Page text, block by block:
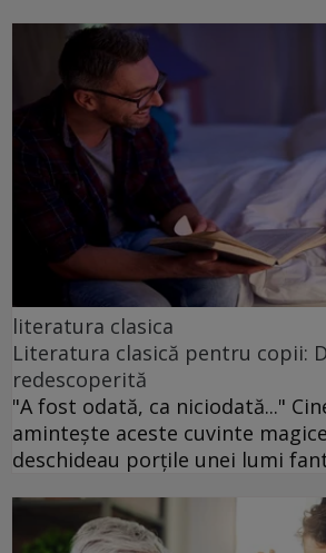
literatura clasica
Literatura clasică pentru copii:
redescoperită
"A fost odată, ca niciodată..."
amintește aceste cuvinte
deschideau porțile unei lumi